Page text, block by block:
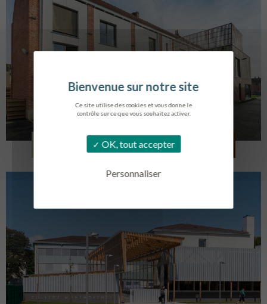
Ce site utilise des cookies et vous donne le
contrôle sur ce que vous souhaitez activer.
OK, tout accepter
Personnaliser
LOG. JEUNES TRAVAILLEURS